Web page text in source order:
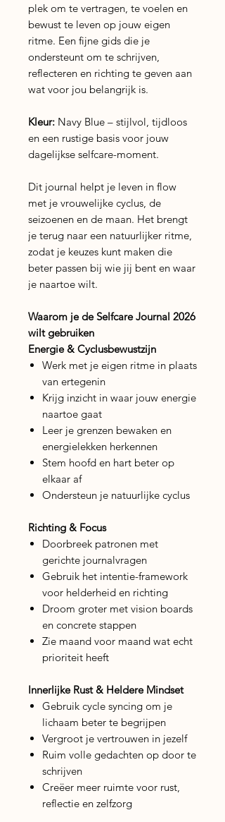
plek om te vertragen, te voelen en
bewust te leven op jouw eigen
ritme. Een fijne gids die je
ondersteunt om te schrijven,
reflecteren en richting te geven aan
wat voor jou belangrijk is.
Kleur: Navy Blue – stijlvol, tijdloos
en een rustige basis voor jouw
dagelijkse selfcare-moment.
Dit journal helpt je leven in flow
met je vrouwelijke cyclus, de
seizoenen en de maan. Het brengt
je terug naar een natuurlijker ritme,
zodat je keuzes kunt maken die
beter passen bij wie jij bent en waar
je naartoe wilt.
Waarom je de Selfcare Journal 2026
wilt gebruiken
Energie & Cyclusbewustzijn
Werk met je eigen ritme in plaats
van ertegenin
Krijg inzicht in waar jouw energie
naartoe gaat
Leer je grenzen bewaken en
energielekken herkennen
Stem hoofd en hart beter op
elkaar af
Ondersteun je natuurlijke cyclus
Richting & Focus
Doorbreek patronen met
gerichte journalvragen
Gebruik het intentie-framework
voor helderheid en richting
Droom groter met vision boards
en concrete stappen
Zie maand voor maand wat echt
prioriteit heeft
Innerlijke Rust & Heldere Mindset
Gebruik cycle syncing om je
lichaam beter te begrijpen
Vergroot je vertrouwen in jezelf
Ruim volle gedachten op door te
schrijven
Creëer meer ruimte voor rust,
reflectie en zelfzorg